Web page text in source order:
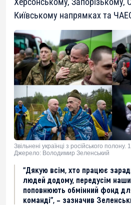
Київському напрямках та
Звільнені українці з російського
Джерело: Володимир Зеленський
“Дякую всім, хто працює
людей додому, передусім
поповнюють обмінний фонд
команді”, – зазначив